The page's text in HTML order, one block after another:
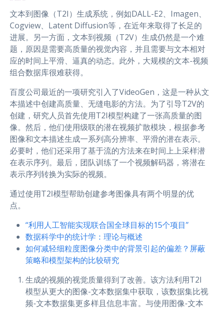
文本到图像（T2I）生成系统，例如DALL-E2、Imagen、
Cogview、Latent Diffusion等，在近年来取得了长足的
进展。另一方面，文本到视频（T2V）生成仍然是一个难
题，原因是需要高质量的视觉内容，并且需要与文本相对
应的时间上平滑、逼真的动态。此外，大规模的文本-视频
组合数据库很难获得。
百度公司最近的一项研究引入了VideoGen，这是一种从文
本描述中创建高质量、无缝电影的方法。为了引导T2V的
创建，研究人员首先使用T2I模型构建了一张高质量的图
像。然后，他们使用级联的潜在视频扩散模块，根据参考
图像和文本描述生成一系列高分辨率、平滑的潜在表示。
必要时，他们还采用了基于流的方法来在时间上上采样潜
在表示序列。最后，团队训练了一个视频解码器，将潜在
表示序列转换为实际的视频。
通过使用T2I模型帮助创建参考图像具有两个明显的优
点。
“利用人工智能实现联合国全球目标的15个项目”
数据科学中的统计学：理论与概述
如何减轻细粒度图像分类中的背景引起的偏差？屏蔽
策略和模型架构的比较研究
生成的视频的视觉质量得到了改善。该方法利用T2I
模型从更大的图像-文本数据集中获取，该数据集比视
频-文本数据集更多样且信息丰富。与使用图像-文本